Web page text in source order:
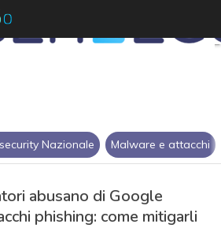
Nazionale Malware e attacchi
abusano di Google
phishing: come mitigarli